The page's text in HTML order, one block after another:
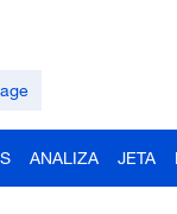
ANALIZA JETA